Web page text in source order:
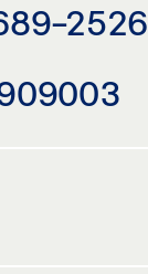
2526